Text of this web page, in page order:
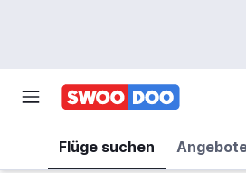
Flüge suchen